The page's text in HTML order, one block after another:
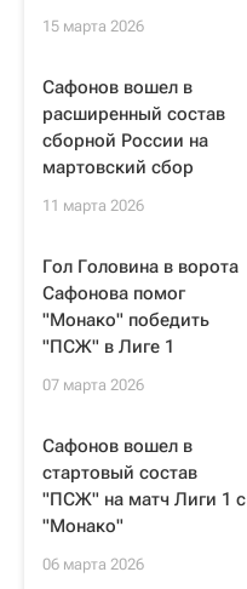
15 марта 2026
Сафонов вошел в
расширенный состав
сборной России на
мартовский сбор
11 марта 2026
Гол Головина в ворота
Сафонова помог
"Монако" победить
"ПСЖ" в Лиге 1
07 марта 2026
Сафонов вошел в
стартовый состав
"ПСЖ" на матч Лиги 1 с
"Монако"
06 марта 2026